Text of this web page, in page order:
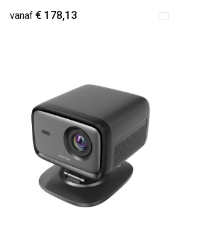
vanaf € 178,13